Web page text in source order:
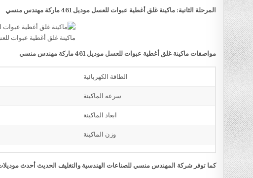
المرحلة الثانية: ماكينة غلق أغطية عبوات للعسل موديل 461 ماركة مهندس منسي
ماكينة غلق أغطية عبوات
مواصفات ماكينة غلق أغطية عبوات للعسل موديل 461 ماركة مهندس منسي
الطاقة الكهربائية
سرعه الماكينة
ابعاد الماكينة
وزن الماكينة
كما توفر شركة المهندس منسي للصناعات الهندسية والتغليف الحديث أحدث